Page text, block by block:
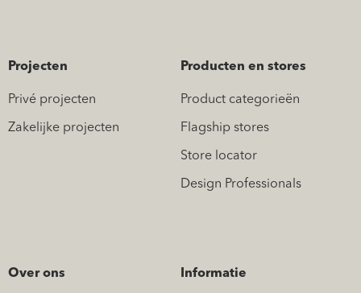
Projecten
Privé projecten
Zakelijke projecten
Producten en stores
Product categorieën
Flagship stores
Store locator
Design Professionals
Over ons Informatie